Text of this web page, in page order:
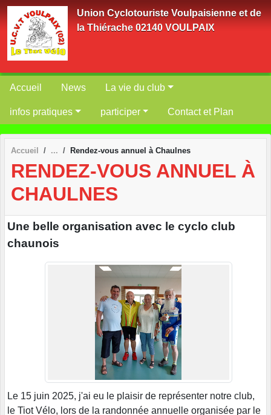
Union Cyclotouriste Voulpaisienne et de
la Thiérache 02140 VOULPAIX
Accueil News La vie du club
infos pratiques participer Contact et Plan
Accueil Rendez-vous annuel à Chaulnes
RENDEZ-VOUS ANNUEL À
CHAULNES
Une belle organisation avec le cyclo club
chaunois
Le 15 juin 2025, j'ai eu le plaisir de représenter notre club,
le Tiot Vélo, lors de la randonnée annuelle organisée par le
Panneau de gestion des cookies